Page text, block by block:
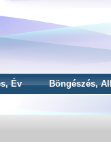
Év
Böngészés,